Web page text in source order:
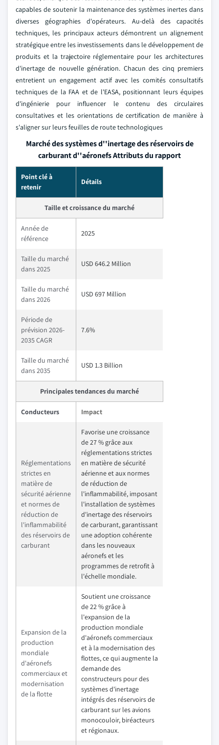
capables de soutenir la maintenance des systèmes inertes dans
diverses géographies d'opérateurs. Au-delà des capacités
techniques, les principaux acteurs démontrent un alignement
stratégique entre les investissements dans le développement de
produits et la trajectoire réglementaire pour les architectures
d'inertage de nouvelle génération. Chacun des cinq premiers
entretient un engagement actif avec les comités consultatifs
techniques de la FAA et de l'EASA, positionnant leurs équipes
d'ingénierie pour influencer le contenu des circulaires
consultatives et les orientations de certification de manière à
s'aligner sur leurs feuilles de route technologiques
Marché des systèmes d''inertage des réservoirs de
carburant d''aéronefs Attributs du rapport
Point clé à
retenir
Détails
Taille et croissance du marché
Année de
référence
2025
Taille du marché
dans 2025
USD 646.2 Million
Taille du marché
dans 2026
USD 697 Million
Période de
prévision 2026-
2035 CAGR
7.6%
Taille du marché
dans 2035
USD 1.3 Billion
Principales tendances du marché
Conducteurs Impact
Réglementations
strictes en
matière de
sécurité aérienne
et normes de
réduction de
l'inflammabilité
des réservoirs de
carburant
Favorise une croissance
de 27 % grâce aux
réglementations strictes
en matière de sécurité
aérienne et aux normes
de réduction de
l'inflammabilité, imposant
l'installation de systèmes
d'inertage des réservoirs
de carburant, garantissant
une adoption cohérente
dans les nouveaux
aéronefs et les
programmes de retrofit à
l'échelle mondiale.
Expansion de la
production
mondiale
d'aéronefs
commerciaux et
modernisation
de la flotte
Soutient une croissance
de 22 % grâce à
l'expansion de la
production mondiale
d'aéronefs commerciaux
et à la modernisation des
flottes, ce qui augmente la
demande des
constructeurs pour des
systèmes d'inertage
intégrés des réservoirs de
carburant sur les avions
monocouloir, biréacteurs
et régionaux.